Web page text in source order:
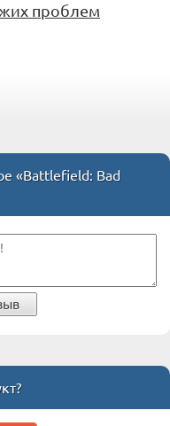
проблем
«Battlefield: Bad